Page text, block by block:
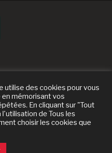
utilise des cookies pour vous
mémorisant vos
En cliquant sur "Tout
de Tous les
choisir les cookies que